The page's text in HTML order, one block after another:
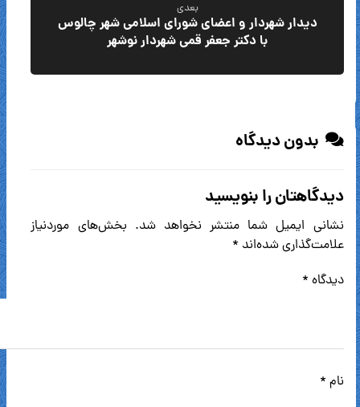
بعدی
دیدار شهردار و اعضای شورای اسلامی شهر چالوس
با دکتر جعفر قمی شهردار نوشهر
بدون دیدگاه
دیدگاهتان را بنویسید
نشانی ایمیل شما منتشر نخواهد شد. بخش‌های موردنیاز
علامت‌گذاری شده‌اند *
دیدگاه *
نام *